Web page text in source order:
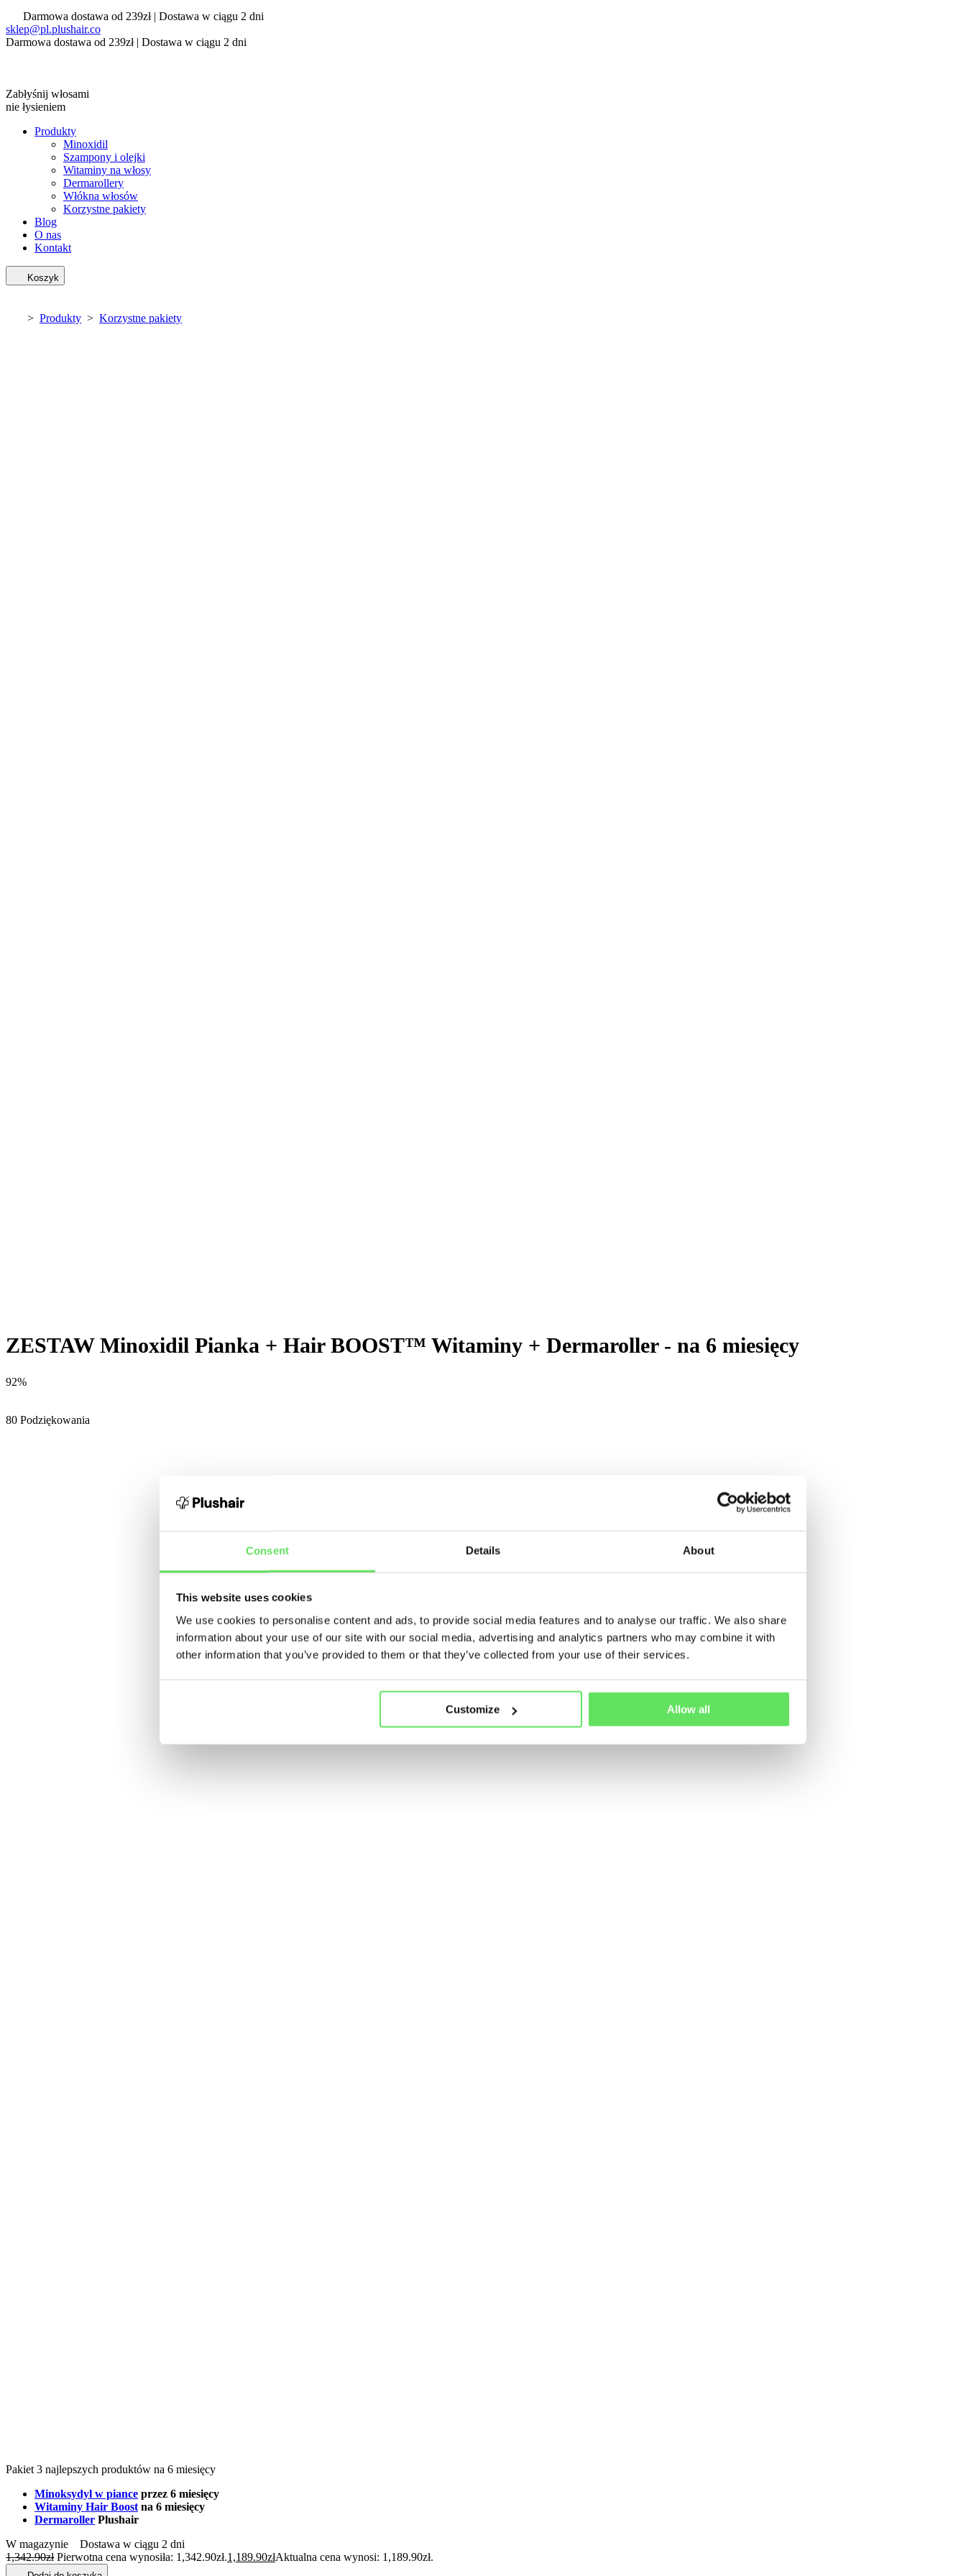
Consent Details About
This website uses cookies
We use cookies to personalise content and ads, to provide social media features and to analyse our traffic. We also share
information about your use of our site with our social media, advertising and analytics partners who may combine it with
other information that you’ve provided to them or that they’ve collected from your use of their services.
Customize Allow all
Darmowa dostawa od 239zł | Dostawa w ciągu 2 dni
sklep@pl.plushair.co
Darmowa dostawa od 239zł | Dostawa w ciągu 2 dni
Zabłyśnij włosami
nie łysieniem
Produkty
Minoxidil
Szampony i olejki
Witaminy na włosy
Dermarollery
Włókna włosów
Korzystne pakiety
Blog
O nas
Kontakt
Koszyk
> Produkty > Korzystne pakiety
ZESTAW Minoxidil Pianka + Hair BOOST™ Witaminy + Dermaroller - na 6 miesięcy
92%
80 Podziękowania
Pakiet 3 najlepszych produktów na 6 miesięcy
Minoksydyl w piance przez 6 miesięcy
Witaminy Hair Boost na 6 miesięcy
Dermaroller Plushair
W magazynie
Dostawa w ciągu 2 dni
1,342.90zł Pierwotna cena wynosiła: 1,342.90zł.1,189.90złAktualna cena wynosi: 1,189.90zł.